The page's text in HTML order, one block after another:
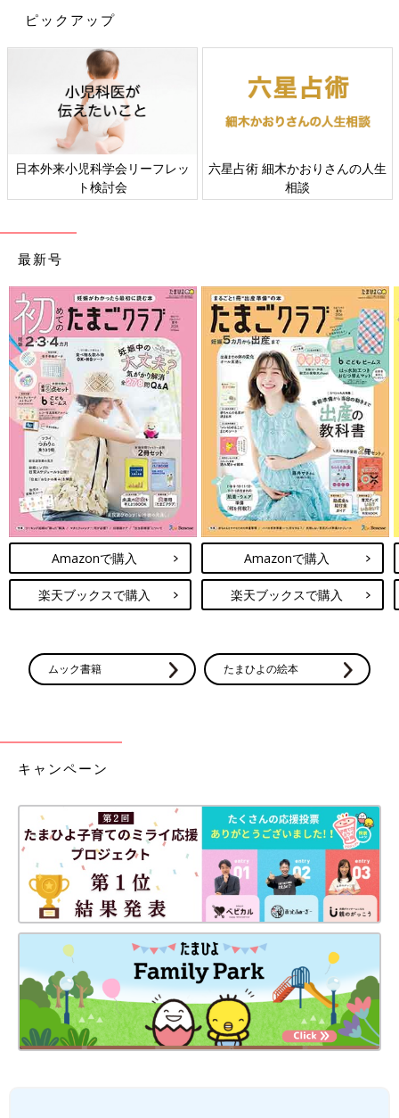
で、成長に合わせて理想的な姿勢をサポート。ISOFIX固定。使用
期間／新生児～4才頃
（体重2.5kg～18kgまで） 重さ14.1kg（フレックスシェードを
のぞく） 価格／6万6960円
ママに抱っこされているような心地よさを実現！
「カーメイト」エールベベ・クルット4i グランス
カー用品メーカーならではの安心感で人気の「カーメイト」。エ
ールベベ・クルットシリーズは簡単に回転ができ、しかも静か。
ねんね中もスムーズに乗せ降ろしができるのもママに高評価。
■商品スペック：ママの抱っこのような心地よさで、蒸れや紫外
線からも赤ちゃんを守り、快適に過ごせる機能が満載。ISOFIX固
定。使用期間／新生児～4才頃（体重18kg）まで 重さ／
コンパクトカーにぴったりの軽量＆サイズ感
ピックアップ
日本外来小児科学会リーフレッ
ト検討会
六星占術 細木かおりさんの人生
相談
最新号
Amazonで購入
楽天ブックスで購入
Amazonで購入
楽天ブックスで購入
ムック書籍 たまひよの絵本
キャンペーン